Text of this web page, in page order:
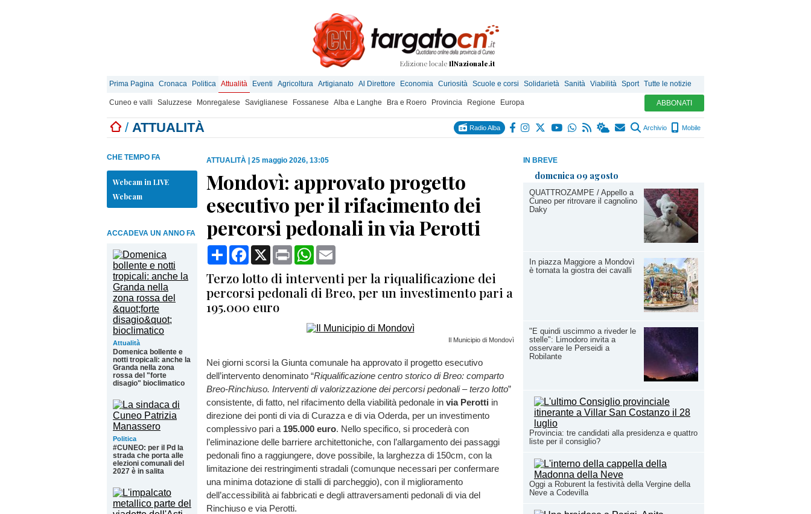
Edizione locale IlNazionale.it
Prima Pagina Cronaca Politica Attualità Eventi Agricoltura Artigianato Al Direttore Economia Curiosità Scuole e corsi Solidarietà Sanità Viabilità Sport Tutte le notizie
Cuneo e valli Saluzzese Monregalese Saviglianese Fossanese Alba e Langhe Bra e Roero Provincia Regione Europa ABBONATI
/ ATTUALITÀ Radio Alba Archivio Mobile
IN BREVE
domenica 09 agosto
QUATTROZAMPE / Appello a
Cuneo per ritrovare il cagnolino
Daky
In piazza Maggiore a Mondovì
è tornata la giostra dei cavalli
"E quindi uscimmo a riveder le
stelle": Limodoro invita a
osservare le Perseidi a
Robilante
Provincia: tre candidati alla presidenza e quattro
liste per il consiglio?
Oggi a Roburent la festività della Vergine della
Neve a Codevilla
CHE TEMPO FA
Webcam in LIVE
Webcam
ACCADEVA UN ANNO FA
Attualità
Domenica bollente e
notti tropicali: anche la
Granda nella zona
rossa del "forte
disagio" bioclimatico
Politica
#CUNEO: per il Pd la
strada che porta alle
elezioni comunali del
2027 è in salita
ATTUALITÀ 25 maggio 2026, 13:05
Mondovì: approvato progetto
esecutivo per il rifacimento dei
percorsi pedonali in via Perotti
CondividiFacebook
X Print WhatsApp
Terzo lotto di interventi per la riqualificazione dei
percorsi pedonali di Breo, per un investimento pari a
195.000 euro
Il Municipio di Mondovì
Nei giorni scorsi la Giunta comunale ha approvato il progetto esecutivo
dell’intervento denominato “Riqualificazione centro storico di Breo: comparto
Breo-Rinchiuso. Interventi di valorizzazione dei percorsi pedonali – terzo lotto”
consistente, di fatto, nel rifacimento della viabilità pedonale in via Perotti in
direzione dei ponti di via di Curazza e di via Oderda, per un investimento
complessivo pari a 195.000 euro. Nello specifico, si procederà con
l’eliminazione delle barriere architettoniche, con l’allargamento dei passaggi
pedonali fino a raggiungere, dove possibile, la larghezza di 150cm, con la
limitazione dei restringimenti stradali (comunque necessari per confermare
una minima dotazione di stalli di parcheggio), con il miglioramento
dell’accessibilità ai fabbricati e degli attraversamenti pedonali di via del
Rinchiuso e via Perotti.